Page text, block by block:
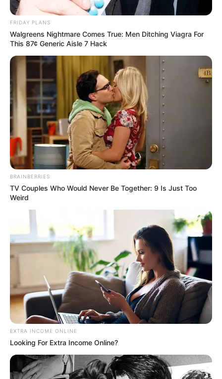
PostedFriss hírek
Egy pár eltűnt a gleccseren –
egy évvel később megdöbbentő
felfedezés egy régi
hűtőszekrényben
by Szerző • March 29, 2026
FRIDAY PLANS
Walgreens Nightmare Comes True: Men Ditching Viagra For
This 87¢ Generic Aisle 7 Hack
BRAINBERRIES
TV Couples Who Would Never Be Together: 9 Is Just Too
Weird
EXTRA INCOME ONLINE
Looking For Extra Income Online?